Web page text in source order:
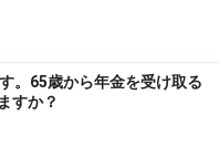
。65歳から年金を受け取る
すか？